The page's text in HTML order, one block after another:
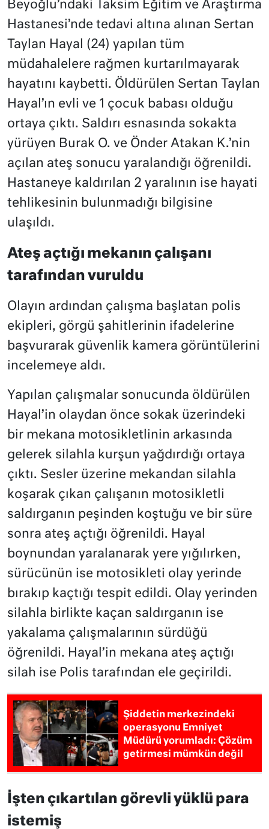
Beyoğlu’ndaki Taksim Eğitim ve Araştırma
Hastanesi’nde tedavi altına alınan Sertan
Taylan Hayal (24) yapılan tüm
müdahalelere rağmen kurtarılmayarak
hayatını kaybetti. Öldürülen Sertan Taylan
Hayal’ın evli ve 1 çocuk babası olduğu
ortaya çıktı. Saldırı esnasında sokakta
yürüyen Burak O. ve Önder Atakan K.’nin
açılan ateş sonucu yaralandığı öğrenildi.
Hastaneye kaldırılan 2 yaralının ise hayati
tehlikesinin bulunmadığı bilgisine
ulaşıldı.
Ateş açtığı mekanın çalışanı
tarafından vuruldu
Olayın ardından çalışma başlatan polis
ekipleri, görgü şahitlerinin ifadelerine
başvurarak güvenlik kamera görüntülerini
incelemeye aldı.
Yapılan çalışmalar sonucunda öldürülen
Hayal’in olaydan önce sokak üzerindeki
bir mekana motosikletlinin arkasında
gelerek silahla kurşun yağdırdığı ortaya
çıktı. Sesler üzerine mekandan silahla
koşarak çıkan çalışanın motosikletli
saldırganın peşinden koştuğu ve bir süre
sonra ateş açtığı öğrenildi. Hayal
boynundan yaralanarak yere yığılırken,
sürücünün ise motosikleti olay yerinde
bırakıp kaçtığı tespit edildi. Olay yerinden
silahla birlikte kaçan saldırganın ise
yakalama çalışmalarının sürdüğü
öğrenildi. Hayal’in mekana ateş açtığı
silah ise Polis tarafından ele geçirildi.
Şiddetin merkezindeki
operasyonu Emniyet
Müdürü yorumladı: Çözüm
getirmesi mümkün değil
İşten çıkartılan görevli yüklü para
istemiş